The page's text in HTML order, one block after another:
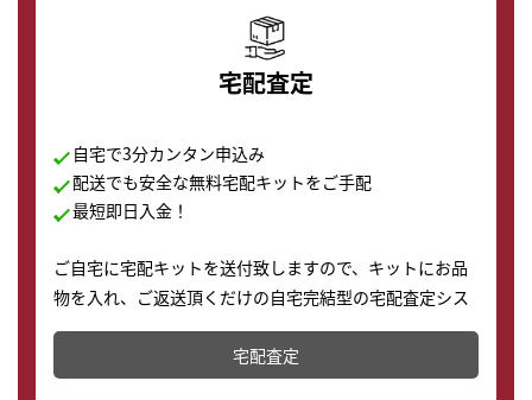
宅配査定
自宅で3分カンタン申込み
配送でも安全な無料宅配キットをご手配
最短即日入金！
ご自宅に宅配キットを送付致しますので、キットにお品
物を入れ、ご返送頂くだけの自宅完結型の宅配査定シス
テムです。
配送でも簡単&安全に査定・買取に出すことが可能で
す。
宅配査定